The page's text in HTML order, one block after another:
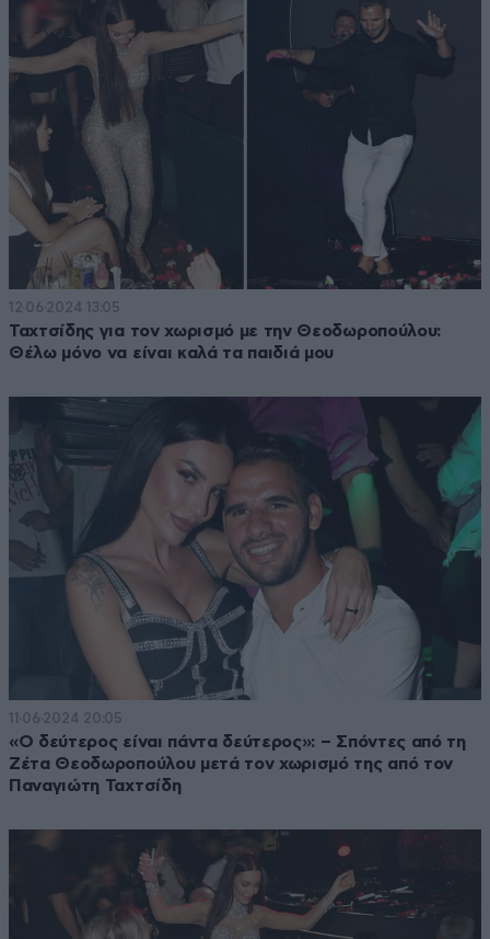
12·06·2024 13:05
Ταχτσίδης για τον χωρισμό με την Θεοδωροπούλου:
Θέλω μόνο να είναι καλά τα παιδιά μου
11·06·2024 20:05
«Ο δεύτερος είναι πάντα δεύτερος»: – Σπόντες από τη
Ζέτα Θεοδωροπούλου μετά τον χωρισμό της από τον
Παναγιώτη Ταχτσίδη